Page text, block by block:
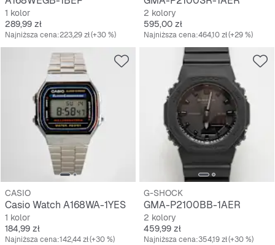
1 kolor
Cena
289,99 zł
Najniższa cena:223,29 zł(+30 %)
2 kolory
Cena
595,00 zł
Najniższa cena:464,10 zł(+29 %)
CASIO
Casio Watch A168WA-1YES
1 kolor
Cena
184,99 zł
Najniższa cena:142,44 zł(+30 %)
G-SHOCK
GMA-P2100BB-1AER
2 kolory
Cena
459,99 zł
Najniższa cena:354,19 zł(+30 %)